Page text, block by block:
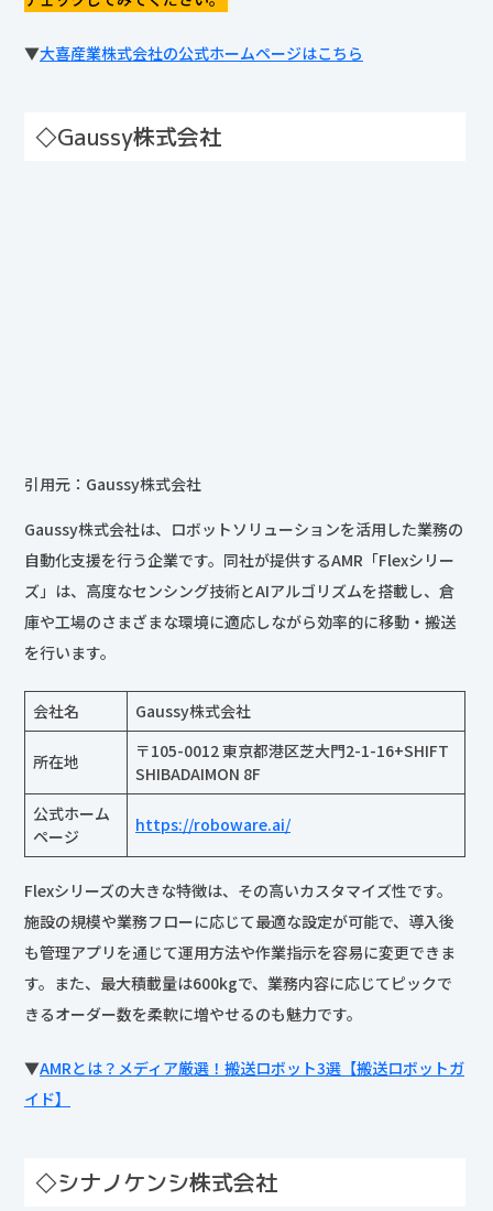
▼大喜産業株式会社の公式ホームページはこちら
引用元：Gaussy株式会社
Gaussy株式会社は、ロボットソリューションを活用した業務の
自動化支援を行う企業です。同社が提供するAMR「Flexシリー
ズ」は、高度なセンシング技術とAIアルゴリズムを搭載し、倉
庫や工場のさまざまな環境に適応しながら効率的に移動・搬送
を行います。
会社名 Gaussy株式会社
所在地
〒105-0012 東京都港区芝大門2-1-16+SHIFT
SHIBADAIMON 8F
公式ホーム
ページ
https://roboware.ai/
Flexシリーズの大きな特徴は、その高いカスタマイズ性です。
施設の規模や業務フローに応じて最適な設定が可能で、導入後
も管理アプリを通じて運用方法や作業指示を容易に変更できま
す。また、最大積載量は600kgで、業務内容に応じてピックで
きるオーダー数を柔軟に増やせるのも魅力です。
▼AMRとは？メディア厳選！搬送ロボット3選【搬送ロボットガ
イド】
◇シナノケンシ株式会社